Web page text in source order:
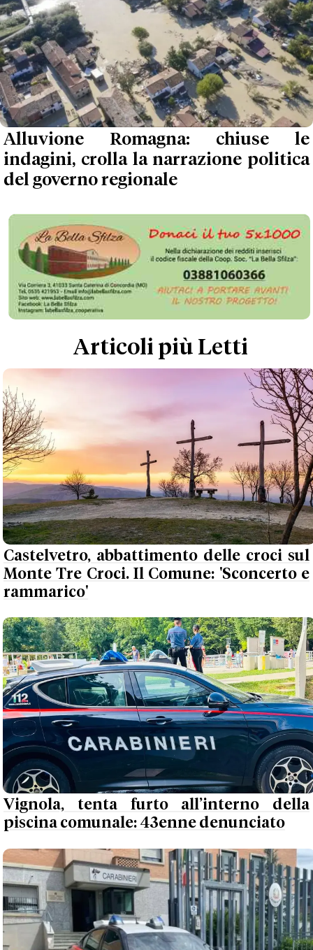
Alluvione Romagna: chiuse le
indagini, crolla la narrazione politica
del governo regionale
Articoli più Letti
Castelvetro, abbattimento delle croci sul
Monte Tre Croci. Il Comune: 'Sconcerto e
rammarico'
Vignola, tenta furto all’interno della
piscina comunale: 43enne denunciato